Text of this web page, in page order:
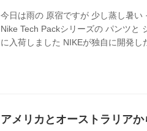
今日は雨の 原宿ですが 少し蒸し暑い
Nike Tech Packシリーズの パンツと
に入荷しました NIKEが独自に開発
アメリカとオーストラリアか